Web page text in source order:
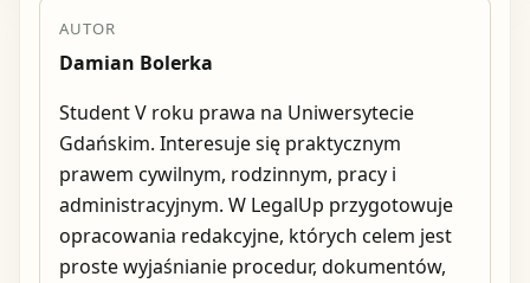
AUTOR
Damian Bolerka
Student V roku prawa na Uniwersytecie
Gdańskim. Interesuje się praktycznym
prawem cywilnym, rodzinnym, pracy i
administracyjnym. W LegalUp przygotowuje
opracowania redakcyjne, których celem jest
proste wyjaśnianie procedur, dokumentów,